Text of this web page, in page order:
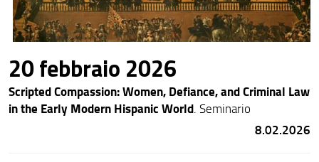
20 febbraio 2026
Scripted Compassion: Women, Defiance, and Criminal Law
in the Early Modern Hispanic World. Seminario
8.02.2026